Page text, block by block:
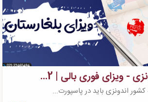
- ویزای فوری بالی | 2...
اندونزی باید در پاسپورت...